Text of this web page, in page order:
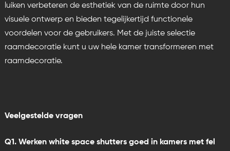
luiken verbeteren de esthetiek van de ruimte door hun
visuele ontwerp en bieden tegelijkertijd functionele
voordelen voor de gebruikers. Met de juiste selectie
raamdecoratie kunt u uw hele kamer transformeren met
raamdecoratie.
Veelgestelde vragen
Q1. Werken white space shutters goed in kamers met fel